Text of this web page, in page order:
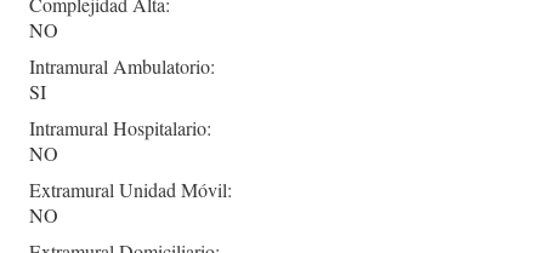
NO
Intramural Ambulatorio:
SI
Intramural Hospitalario:
NO
Extramural Unidad Móvil:
NO